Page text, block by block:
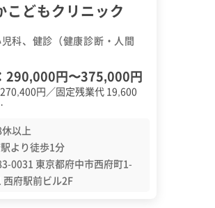
こどもクリニック
科、健診（健康診断・人間
290,000円〜375,000円
円／固定残業代 19,600
以上
より徒歩1分
0031 東京都府中市西府町1-
西府駅前ビル2F